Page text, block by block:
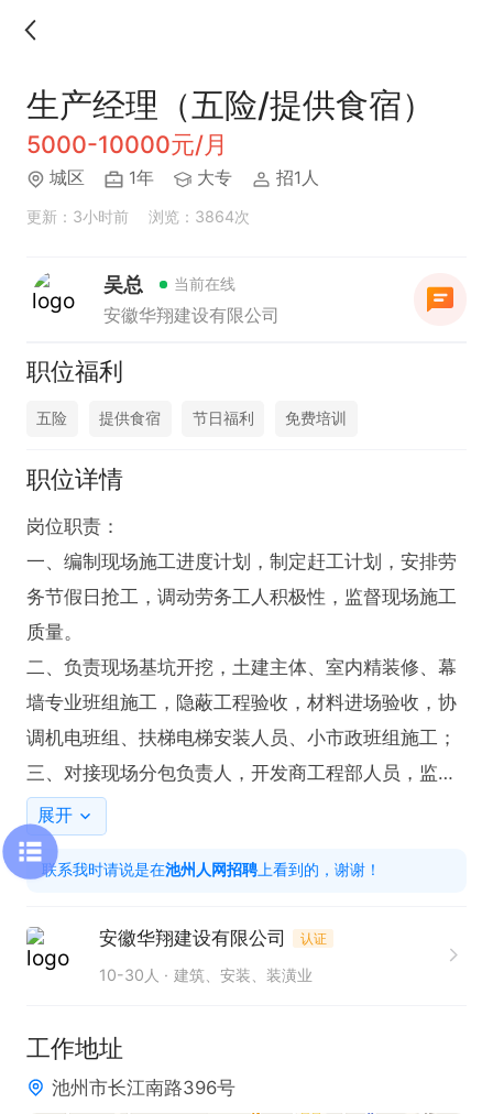
生产经理（五险/提供食宿）
5000-10000元/月
城区 1年 大专 招1人
更新：3小时前 浏览：3864次
吴总 当前在线
安徽华翔建设有限公司
职位福利
五险 提供食宿 节日福利 免费培训
职位详情
岗位职责：
一、编制现场施工进度计划，制定赶工计划，安排劳
务节假日抢工，调动劳务工人积极性，监督现场施工
质量。
二、负责现场基坑开挖，土建主体、室内精装修、幕
墙专业班组施工，隐蔽工程验收，材料进场验收，协
调机电班组、扶梯电梯安装人员、小市政班组施工；
三、对接现场分包负责人，开发商工程部人员，监理
及顾问，负责对劳务每月工程量的审核，处理现场签
证变更；
四、根据施工计划组织材料、机械设备进出场，保证
五、对现场的大型施工机械进行考核。
六、根据结构、建筑图纸，清单指导施工人员施工，
七、工程竣工移交、收尾工作；
八、项目领导安排的其它工作。
展开
联系我时请说是在池州人网招聘上看到的，谢谢！
安徽华翔建设有限公司 认证
10-30人 建筑、安装、装潢业
工作地址
池州市长江南路396号